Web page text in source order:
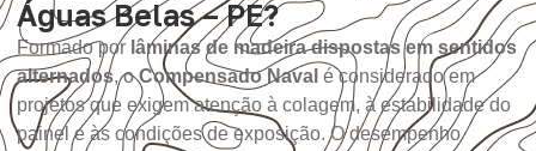
Águas Belas – PE?
Formado por lâminas de madeira dispostas em sentidos
alternados, oCompensado Naval é considerado em
projetos que exigem atenção à colagem, à estabilidade do
painel e às condições de exposição. O desempenho